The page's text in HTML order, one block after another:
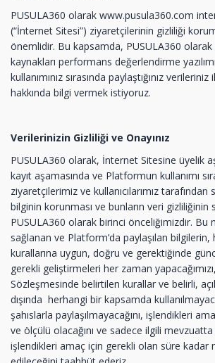
PUSULA360 olarak www.pusula360.com
(“İnternet Sitesi”) ziyaretçilerinin gizliliği
önemlidir. Bu kapsamda, PUSULA360
kaynakları performans değerlendirme
kullanımınız sırasında paylaştığınız
hakkında bilgi vermek istiyoruz.
Verilerinizin Gizliliği ve Onayınız
PUSULA360 olarak, İnternet Sitesine üyelik
kayıt aşamasında ve Platformun kullanımı
ziyaretçilerimiz ve kullanıcılarımız
bilginin korunması ve bunların veri gizliliğinin
PUSULA360 olarak birinci önceliğimizdir. Bu
sağlanan ve Platform’da paylaşılan
kurallarına uygun, doğru ve gerektiğinde
gerekli geliştirmeleri her zaman yapacağımızı,
Sözleşmesinde belirtilen kurallar ve belirli,
dışında herhangi bir kapsamda
şahıslarla paylaşılmayacağını, işlendikleri
ve ölçülü olacağını ve sadece ilgili
işlendikleri amaç için gerekli olan süre kadar